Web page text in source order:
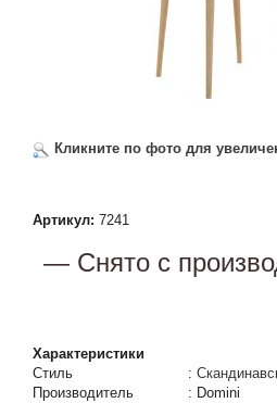
Кликните по фото для
Артикул: 7241
— Снято с
Характеристики
Стиль
:
Производитель
: Domini